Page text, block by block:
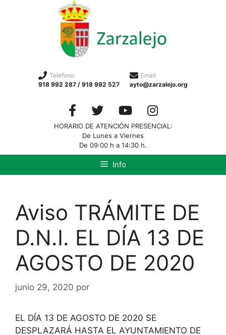
Telefono
918 992 287 / 918 992 527
Email
ayto@zarzalejo.org
HORARIO DE ATENCIÓN PRESENCIAL:
De Lunes a Viernes
De 09:00 h a 14:30 h.
Info
Aviso TRÁMITE DE
D.N.I. EL DÍA 13 DE
AGOSTO DE 2020
junio 29, 2020 por
EL DÍA 13 DE AGOSTO DE 2020 SE
DESPLAZARÁ HASTA EL AYUNTAMIENTO DE